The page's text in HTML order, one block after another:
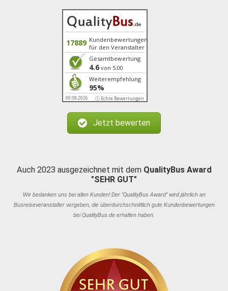
17889 Kundenbewertungen
für den Veranstalter
Gesamtbewertung
4.6 von 5.00
Weiterempfehlung
95%
09.08.2026 ⓘ Echte Bewertungen
Jetzt bewerten
Auch 2023 ausgezeichnet mit dem QualityBus Award
"SEHR GUT"
Wir bedanken uns bei allen Kunden! Der "QualityBus Award" wird jährlich an
Busreiseveranstalter vergeben, die überdurchschnittlich gute Kundenbewertungen
bei QualityBus.de erhalten haben.